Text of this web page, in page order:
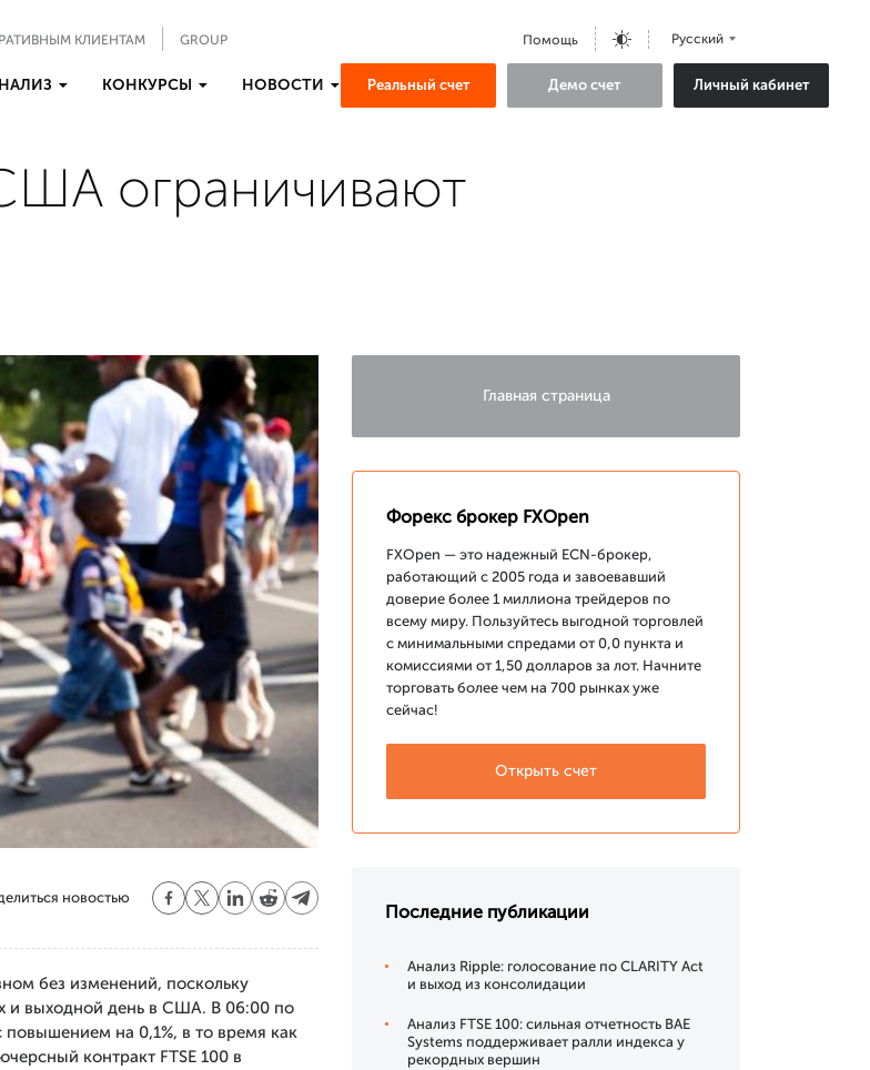
КЛИЕНТАМ GROUP Помощь Русский
КОНКУРСЫ НОВОСТИ Реальный счет Демо счет Личный кабинет
ограничивают
новостью
без изменений, поскольку
и выходной день в США. В 06:00 по
повышением на 0,1%, в то время как
контракт FTSE 100 в
Главная страница
Форекс брокер FXOpen
FXOpen — это надежный ECN-брокер,
работающий с 2005 года и завоевавший
доверие более 1 миллиона трейдеров по
всему миру. Пользуйтесь выгодной торговлей
с минимальными спредами от 0,0 пункта и
комиссиями от 1,50 долларов за лот. Начните
торговать более чем на 700 рынках уже
сейчас!
Открыть счет
Последние публикации
Анализ Ripple: голосование по CLARITY Act
и выход из консолидации
Анализ FTSE 100: сильная отчетность BAE
Systems поддерживает ралли индекса у
рекордных вершин